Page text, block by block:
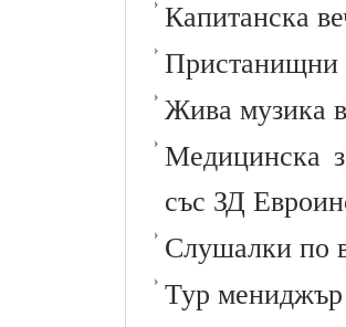
Капитанска
Пристанищни
Жива музика
Медицинска
със ЗД
Слушалки по
Тур мениджър